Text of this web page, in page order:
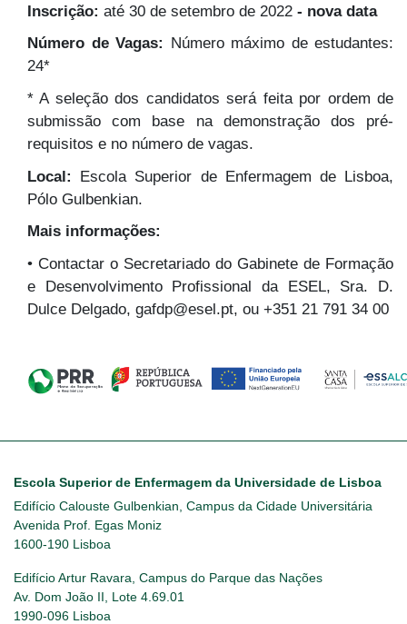
Inscrição: até 30 de setembro de 2022 - nova data
Número de Vagas: Número máximo de estudantes:
24*
* A seleção dos candidatos será feita por ordem de
submissão com base na demonstração dos pré-
requisitos e no número de vagas.
Local: Escola Superior de Enfermagem de Lisboa,
Pólo Gulbenkian.
Mais informações:
• Contactar o Secretariado do Gabinete de Formação
e Desenvolvimento Profissional da ESEL, Sra. D.
Dulce Delgado, gafdp@esel.pt, ou +351 21 791 34 00
Escola Superior de Enfermagem da Universidade de Lisboa
Edifício Calouste Gulbenkian, Campus da Cidade Universitária
Avenida Prof. Egas Moniz
1600-190 Lisboa
Edifício Artur Ravara, Campus do Parque das Nações
Av. Dom João II, Lote 4.69.01
1990-096 Lisboa